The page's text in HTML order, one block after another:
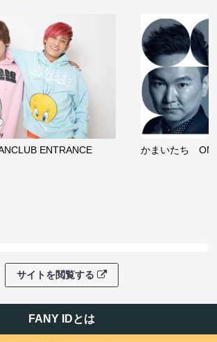
ENTRANCE かまいたち
サイトを閲覧する
FANY IDとは